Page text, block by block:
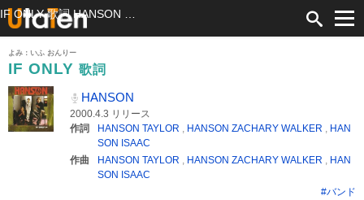
よみ：いふ おんりー
IF ONLY 歌詞
HANSON
2000.4.3 リリース
作詞
HANSON TAYLOR , HANSON ZACHARY WALKER , HAN
SON ISAAC
作曲
HANSON TAYLOR , HANSON ZACHARY WALKER , HAN
SON ISAAC
#バンド